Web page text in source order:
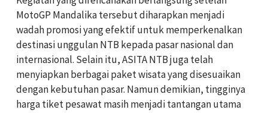
MotoGP Mandalika tersebut diharapkan menjadi
wadah promosi yang efektif untuk memperkenalkan
destinasi unggulan NTB kepada pasar nasional dan
internasional. Selain itu, ASITA NTB juga telah
menyiapkan berbagai paket wisata yang disesuaikan
dengan kebutuhan pasar. Namun demikian, tingginya
harga tiket pesawat masih menjadi tantangan utama